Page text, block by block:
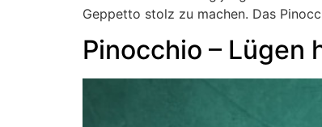
Geppetto stolz zu machen. Das
Pinocchio – Lügen